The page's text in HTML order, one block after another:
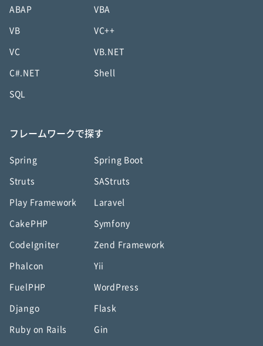
ABAP VBA
VB VC++
VC VB.NET
C#.NET Shell
SQL
フレームワークで探す
Spring Spring Boot
Struts SAStruts
Play Framework Laravel
CakePHP Symfony
CodeIgniter Zend Framework
Phalcon Yii
FuelPHP WordPress
Django Flask
Ruby on Rails Gin